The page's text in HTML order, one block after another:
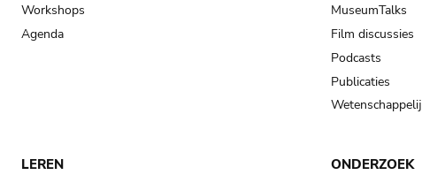
Workshops
Agenda
MuseumTalks
Film discussies
Podcasts
Publicaties
LEREN ONDERZOEK